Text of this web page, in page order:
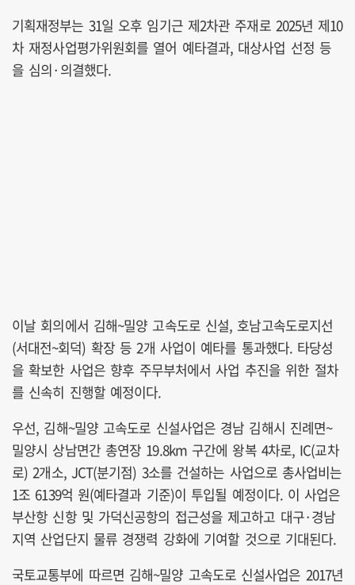
기획재정부는 31일 오후 임기근 제2차관 주재로 2025년 제10
차 재정사업평가위원회를 열어 예타결과, 대상사업 선정 등
을 심의·의결했다.
이날 회의에서 김해~밀양 고속도로 신설, 호남고속도로지선
(서대전~회덕) 확장 등 2개 사업이 예타를 통과했다. 타당성
을 확보한 사업은 향후 주무부처에서 사업 추진을 위한 절차
를 신속히 진행할 예정이다.
우선, 김해~밀양 고속도로 신설사업은 경남 김해시 진례면~
밀양시 상남면간 총연장 19.8km 구간에 왕복 4차로, IC(교차
로) 2개소, JCT(분기점) 3소를 건설하는 사업으로 총사업비는
1조 6139억 원(예타결과 기준)이 투입될 예정이다. 이 사업은
부산항 신항 및 가덕신공항의 접근성을 제고하고 대구·경남
지역 산업단지 물류 경쟁력 강화에 기여할 것으로 기대된다.
국토교통부에 따르면 김해~밀양 고속도로 신설사업은 2017년